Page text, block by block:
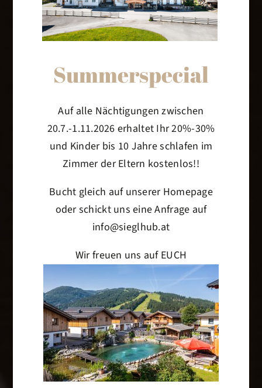
Unsere Ruheoase
Abschalten und den Alltag
hinter sich lassen
gleich Urlaub buchen
Summerspecial
Auf alle Nächtigungen zwischen
20.7.-1.11.2026 erhaltet Ihr 20%-30%
und Kinder bis 10 Jahre schlafen im
Zimmer der Eltern kostenlos!!
Bucht gleich auf unserer Homepage
oder schickt uns eine Anfrage auf
info@sieglhub.at
Wir freuen uns auf EUCH